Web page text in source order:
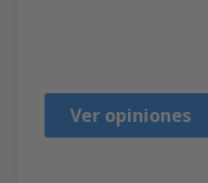
Ver opiniones